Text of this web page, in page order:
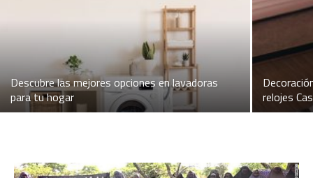
Descubre las mejores opciones en lavadoras
para tu hogar
relojes